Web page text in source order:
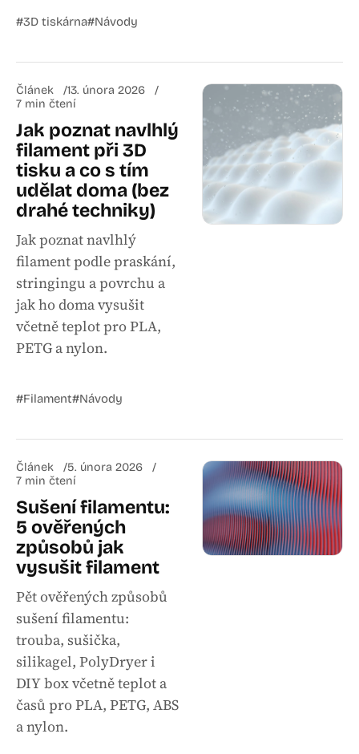
#3D tiskárna#Návody
Článek
13. února 2026
7 min čtení
Jak poznat navlhlý
filament při 3D
tisku a co s tím
udělat doma (bez
drahé techniky)
Jak poznat navlhlý
filament podle praskání,
stringingu a povrchu a
jak ho doma vysušit
včetně teplot pro PLA,
PETG a nylon.
#Filament#Návody
Článek
5. února 2026
7 min čtení
Sušení filamentu:
5 ověřených
způsobů jak
vysušit filament
Pět ověřených způsobů
sušení filamentu:
trouba, sušička,
silikagel, PolyDryer i
DIY box včetně teplot a
časů pro PLA, PETG, ABS
a nylon.